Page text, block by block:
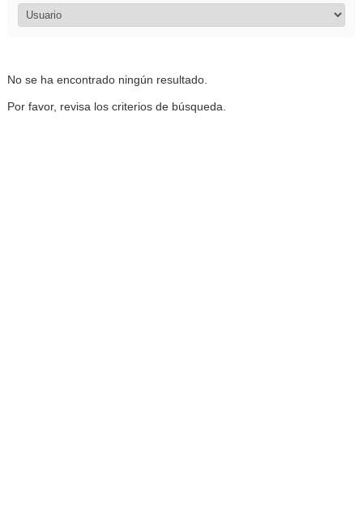
No se ha encontrado ningún resultado.
Por favor, revisa los criterios de búsqueda.